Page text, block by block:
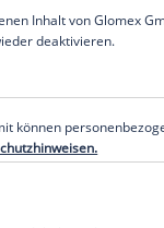
Post
verzweifelt
Süß lässig
mich immer